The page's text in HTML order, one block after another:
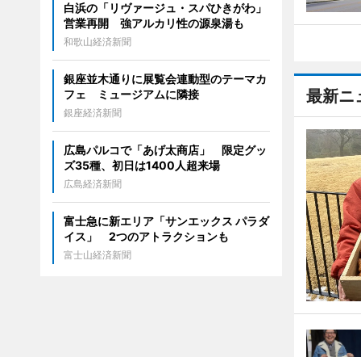
最新ニ
白浜の「リヴァージュ・スパひきがわ」
営業再開 強アルカリ性の源泉湯も
和歌山経済新聞
銀座並木通りに展覧会連動型のテーマカ
フェ ミュージアムに隣接
銀座経済新聞
広島パルコで「あげ太商店」 限定グッ
ズ35種、初日は1400人超来場
広島経済新聞
富士急に新エリア「サンエックス パラダ
イス」 2つのアトラクションも
富士山経済新聞